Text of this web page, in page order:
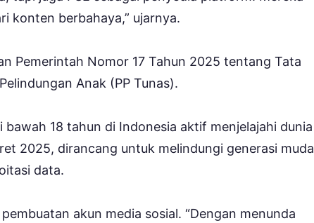
konten berbahaya,” ujarnya.
Pemerintah Nomor 17 Tahun 2025 tentang Tata
Anak (PP Tunas).
18 tahun di Indonesia aktif menjelajahi dunia
2025, dirancang untuk melindungi generasi muda
data.
akun media sosial. “Dengan menunda